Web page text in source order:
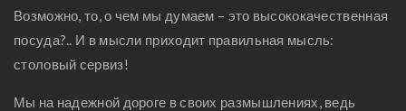
Возможно, то, о чем мы думаем – это высококачественная
посуда?.. И в мысли приходит правильная мысль:
столовый сервиз!
Мы на надежной дороге в своих размышлениях, ведь